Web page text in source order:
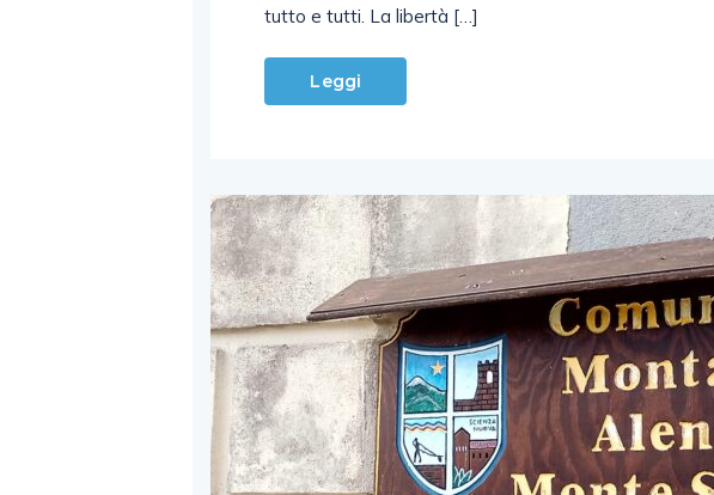
tutto e tutti. La libertà […]
Leggi